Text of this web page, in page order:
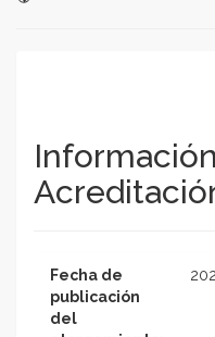
Fecha de
publicación
del